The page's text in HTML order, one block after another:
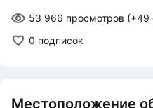
53 966 просмотров (+49
0 подписок
Местоположение